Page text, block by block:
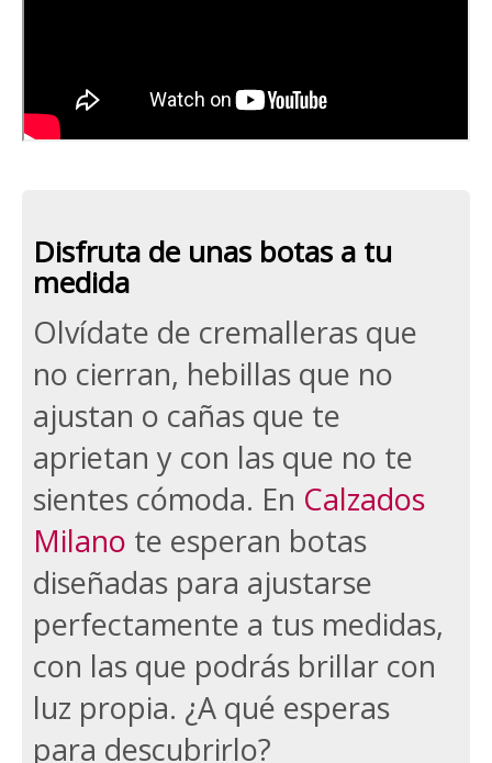
Disfruta de unas botas a tu
medida
jumbotron
Olvídate de cremalleras que
no cierran, hebillas que no
ajustan o cañas que te
aprietan y con las que no te
sientes cómoda. En Calzados
Milano te esperan botas
diseñadas para ajustarse
perfectamente a tus medidas,
con las que podrás brillar con
luz propia. ¿A qué esperas
para descubrirlo?